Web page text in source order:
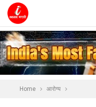
Home आरोग्य